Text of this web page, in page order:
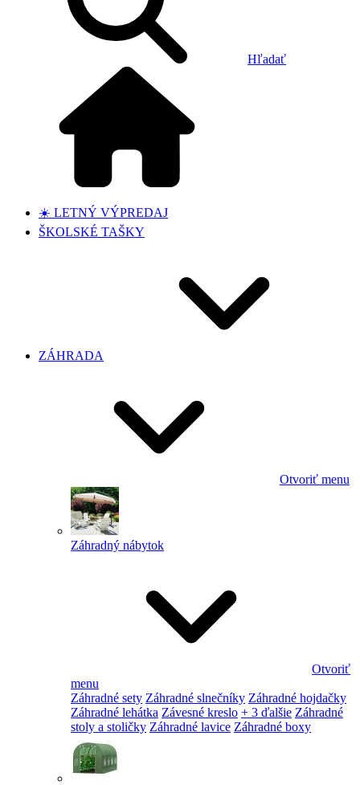
Hľadať
☀️ LETNÝ VÝPREDAJ
ŠKOLSKÉ TAŠKY
ZÁHRADA
Otvoriť menu
Záhradný nábytok
Otvoriť
menu
Záhradné sety Záhradné slnečníky Záhradné hojdačky
Záhradné lehátka Závesné kreslo + 3 ďalšie Záhradné
stoly a stoličky Záhradné lavice Záhradné boxy